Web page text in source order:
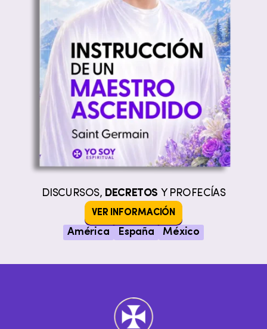
DISCURSOS, DECRETOS Y PROFECÍAS
VER INFORMACIÓN
América España México